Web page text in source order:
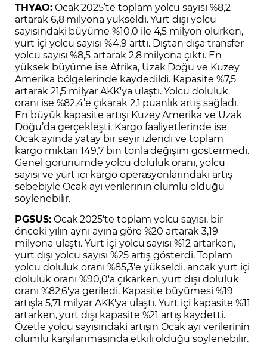
THYAO:Ocak 2025’te toplam yolcu sayısı %8,2
artarak 6,8 milyona yükseldi. Yurt dışı yolcu
sayısındaki büyüme %10,0 ile 4,5 milyon olurken,
yurt içi yolcu sayısı %4,9 arttı. Dıştan dışa transfer
yolcu sayısı %8,5 artarak 2,8 milyona çıktı. En
yüksek büyüme ise Afrika, Uzak Doğu ve Kuzey
Amerika bölgelerinde kaydedildi. Kapasite %7,5
artarak 21,5 milyar AKK'ya ulaştı. Yolcu doluluk
oranı ise %82,4’e çıkarak 2,1 puanlık artış sağladı.
En büyük kapasite artışı Kuzey Amerika ve Uzak
Doğu’da gerçekleşti. Kargo faaliyetlerinde ise
Ocak ayında yatay bir seyir izlendi ve toplam
kargo miktarı 149,7 bin tonla değişim göstermedi.
Genel görünümde yolcu doluluk oranı, yolcu
sayısı ve yurt içi kargo operasyonlarındaki artış
sebebiyle Ocak ayı verilerinin olumlu olduğu
söylenebilir.
PGSUS:Ocak 2025'te toplam yolcu sayısı, bir
önceki yılın aynı ayına göre %20 artarak 3,19
milyona ulaştı. Yurt içi yolcu sayısı %12 artarken,
yurt dışı yolcu sayısı %25 artış gösterdi. Toplam
yolcu doluluk oranı %85,3'e yükseldi, ancak yurt içi
doluluk oranı %90,0'a çıkarken, yurt dışı doluluk
oranı %82,6'ya geriledi. Kapasite büyümesi %19
artışla 5,71 milyar AKK'ya ulaştı. Yurt içi kapasite %11
artarken, yurt dışı kapasite %21 artış kaydetti.
Özetle yolcu sayısındaki artışın Ocak ayı verilerinin
olumlu karşılanmasında etkili olduğu söylenebilir.